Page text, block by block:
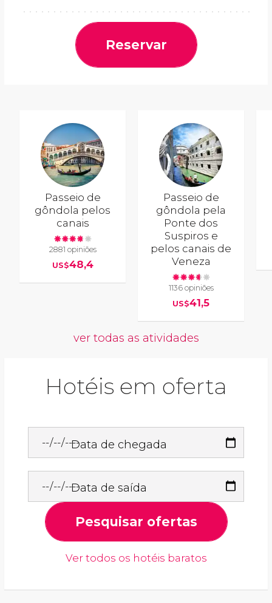
Reservar
Passeio de
gôndola pelos
canais
2881 opiniões
US$48,4
Passeio de
gôndola pela
Ponte dos
Suspiros e
pelos canais de
Veneza
1136 opiniões
US$41,5
ver todas as atividades
Hotéis em oferta
Data de chegada
Data de saída
Pesquisar ofertas
Ver todos os hotéis baratos